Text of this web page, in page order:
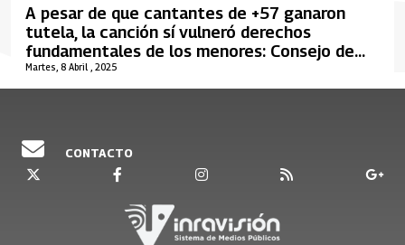
Martes, 8 Abril , 2025
A pesar de que cantantes de +57 ganaron
tutela, la canción sí vulneró derechos
fundamentales de los menores: Consejo de
Estado
CONTACTO